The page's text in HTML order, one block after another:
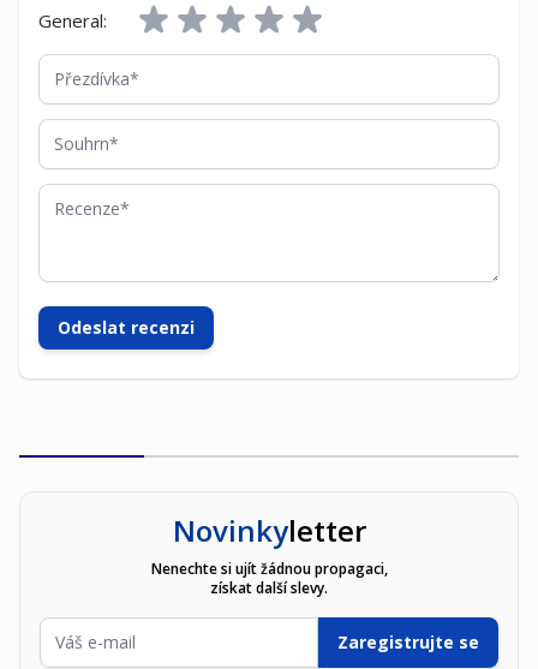
General:
Přezdívka
Souhrn
Recenze
Odeslat recenzi
Novinkyletter
Nenechte si ujít žádnou propagaci,
získat další slevy.
E-mailová adresa
Zaregistrujte se